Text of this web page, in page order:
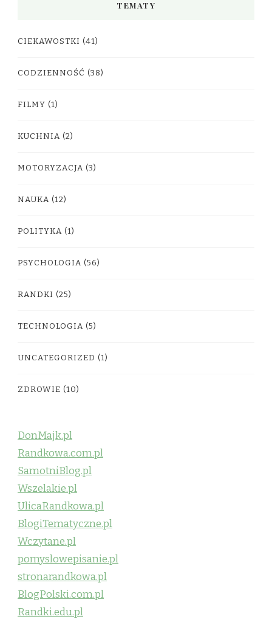
TEMATY
CIEKAWOSTKI (41)
CODZIENNOŚĆ (38)
FILMY (1)
KUCHNIA (2)
MOTORYZACJA (3)
NAUKA (12)
POLITYKA (1)
PSYCHOLOGIA (56)
RANDKI (25)
TECHNOLOGIA (5)
UNCATEGORIZED (1)
ZDROWIE (10)
DonMajk.pl
Randkowa.com.pl
SamotniBlog.pl
Wszelakie.pl
UlicaRandkowa.pl
BlogiTematyczne.pl
Wczytane.pl
pomyslowepisanie.pl
stronarandkowa.pl
BlogPolski.com.pl
Randki.edu.pl